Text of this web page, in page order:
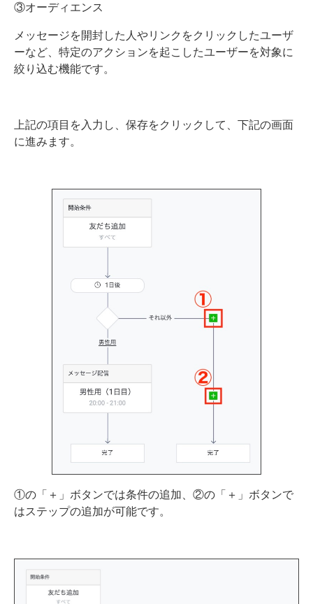
③オーディエンス
メッセージを開封した人やリンクをクリックしたユーザ
ーなど、特定のアクションを起こしたユーザーを対象に
絞り込む機能です。
上記の項目を入力し、保存をクリックして、下記の画面
に進みます。
①の「＋」ボタンでは条件の追加、②の「＋」ボタンで
はステップの追加が可能です。